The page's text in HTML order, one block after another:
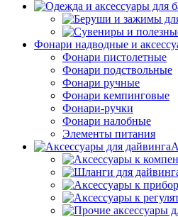
Фонари надводные и
Фонари пистолетные
Фонари подствольные
Фонари ручные
Фонари кемпинговые
Фонари-ручки
Фонари налобные
Элементы питания